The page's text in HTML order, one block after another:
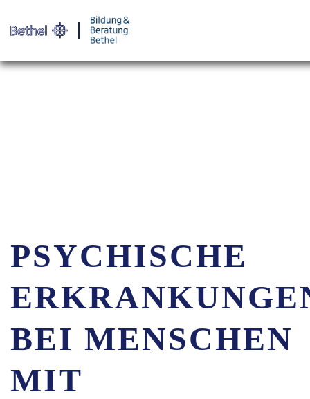
PSYCHISCHE
BEI MENSCHEN
MIT